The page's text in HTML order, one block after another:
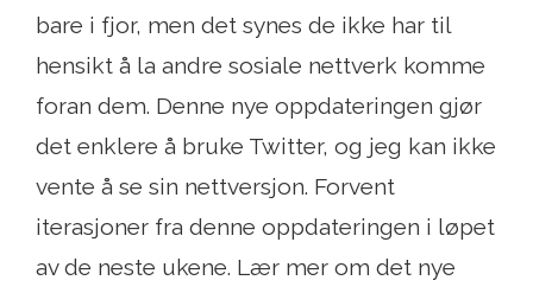
bare i fjor, men det synes de ikke har til
hensikt å la andre sosiale nettverk komme
foran dem. Denne nye oppdateringen gjør
det enklere å bruke Twitter, og jeg kan ikke
vente å se sin nettversjon. Forvent
iterasjoner fra denne oppdateringen i løpet
av de neste ukene. Lær mer om det nye